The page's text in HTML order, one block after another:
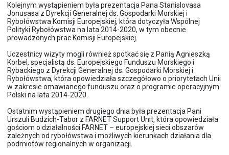
Kolejnym wystąpieniem była prezentacja Pana Stanislovasa
Jonusasa z Dyrekcji Generalnej ds. Gospodarki Morskiej i
Rybołówstwa Komisji Europejskiej, która dotyczyła Wspólnej
Polityki Rybołówstwa na lata 2014-2020, w tym obecnie
prowadzonych prac Komisji Europejskiej.
Uczestnicy wizyty mogli również spotkać się z Panią Agnieszką
Korbel, specjalistą ds. Europejskiego Funduszu Morskiego i
Rybackiego z Dyrekcji Generalnej ds. Gospodarki Morskiej i
Rybołówstwa, która opowiedziała szczegółowo o priorytetach Unii
w zakresie omawianego funduszu oraz o programie operacyjnym
Polski na lata 2014-2020.
Ostatnim wystąpieniem drugiego dnia była prezentacja Pani
Urszuli Budzich-Tabor z FARNET Support Unit, która opowiedziała
gościom o działalności FARNET – europejskiej sieci obszarów
zależnych od rybołówstwa i możliwych kierunkach działania dla
podmiotów regionalnych w organizacji.